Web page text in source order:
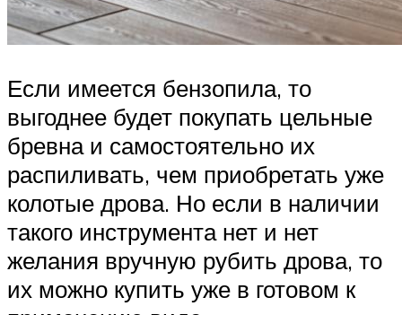
Если имеется бензопила, то
выгоднее будет покупать цельные
бревна и самостоятельно их
распиливать, чем приобретать уже
колотые дрова. Но если в наличии
такого инструмента нет и нет
желания вручную рубить дрова, то
их можно купить уже в готовом к